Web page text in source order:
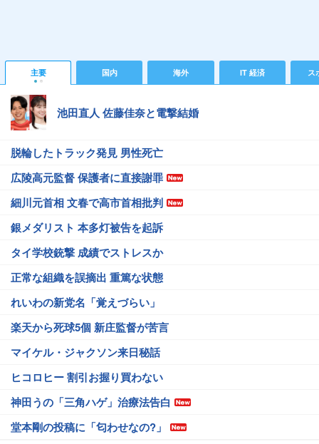
主要 国内 海外 IT 経済 ス
池田直人 佐藤佳奈と電撃結婚
脱輪したトラック発見 男性死亡
広陵高元監督 保護者に直接謝罪
細川元首相 文春で高市首相批判
銀メダリスト 本多灯被告を起訴
タイ学校銃撃 成績でストレスか
正常な組織を誤摘出 重篤な状態
れいわの新党名「覚えづらい」
楽天から死球5個 新庄監督が苦言
マイケル・ジャクソン来日秘話
ヒコロヒー 割引お握り買わない
神田うの「三角ハゲ」治療法告白
堂本剛の投稿に「匂わせなの?」